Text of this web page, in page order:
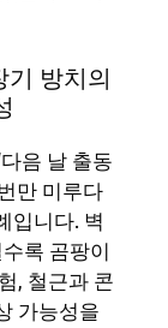
기 방치의
음 날 출동
만 미루다
입니다. 벽
록 곰팡이
, 철근과 콘
가능성을